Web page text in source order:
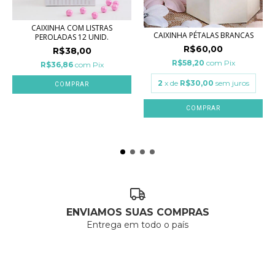
CAIXINHA COM LISTRAS
PEROLADAS 12 UNID.
R$38,00
R$36,86 com Pix
CAIXINHA PÉTALAS BRANCAS
R$60,00
R$58,20 com Pix
2 x de R$30,00 sem juros
ENVIAMOS SUAS COMPRAS
Entrega em todo o país